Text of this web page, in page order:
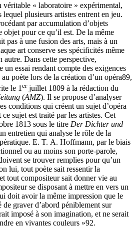
véritable « laboratoire » expérimental,
lequel plusieurs artistes entrent en jeu.
par accumulation d’objets
objet pour ce qu’il est. De la même
pas à une fusion des arts, mais à un
art conserve ses spécificités même
autre. Dans cette perspective,
essai rendant compte des exigences
poète lors de la création d’un opéra89,
le 1 erjuillet 1809 à la rédaction du
(AMZ). Il se propose d’analyser
conditions qui créent un sujet d’opéra
sujet est traité par les artistes. Cet
1813 sous le titre Der Dichter und
entretien qui analyse le rôle de la
E. T. A. Hoffmann, par le biais
ou au moins son porte-parole,
se trouver remplies pour qu’un
lui, tout poète sait ressentir la
tout compositeur sait donner vie au
se disposant à mettre en vers un
doit avoir la même impression que le
graver d’abord péniblement sur
imposé à son imagination, et ne serait
en vivantes couleurs »92.